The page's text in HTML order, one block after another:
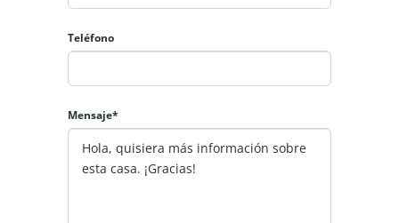
Teléfono
Mensaje*